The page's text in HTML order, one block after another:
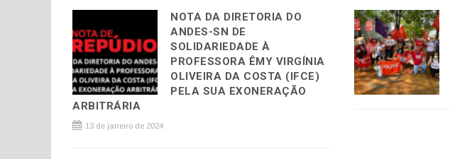
NOTA DA DIRETORIA DO
ANDES-SN DE
SOLIDARIEDADE À
PROFESSORA ÊMY VIRGÍNIA
OLIVEIRA DA COSTA (IFCE)
PELA SUA EXONERAÇÃO
ARBITRÁRIA
13 de janeiro de 2024